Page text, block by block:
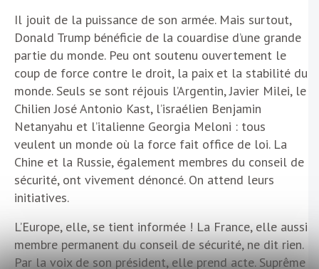
Il jouit de la puissance de son armée. Mais surtout,
Donald Trump bénéficie de la couardise d’une grande
partie du monde. Peu ont soutenu ouvertement le
coup de force contre le droit, la paix et la stabilité du
monde. Seuls se sont réjouis l’Argentin, Javier Milei, le
Chilien José Antonio Kast, l’israélien Benjamin
Netanyahu et l’italienne Georgia Meloni : tous
veulent un monde où la force fait office de loi. La
Chine et la Russie, également membres du conseil de
sécurité, ont vivement dénoncé. On attend leurs
initiatives.
L’Europe, elle, se tient informée ! La France, elle aussi
membre permanent du conseil de sécurité, ne dit rien.
Par la voix de son président, elle prend acte. Suprême